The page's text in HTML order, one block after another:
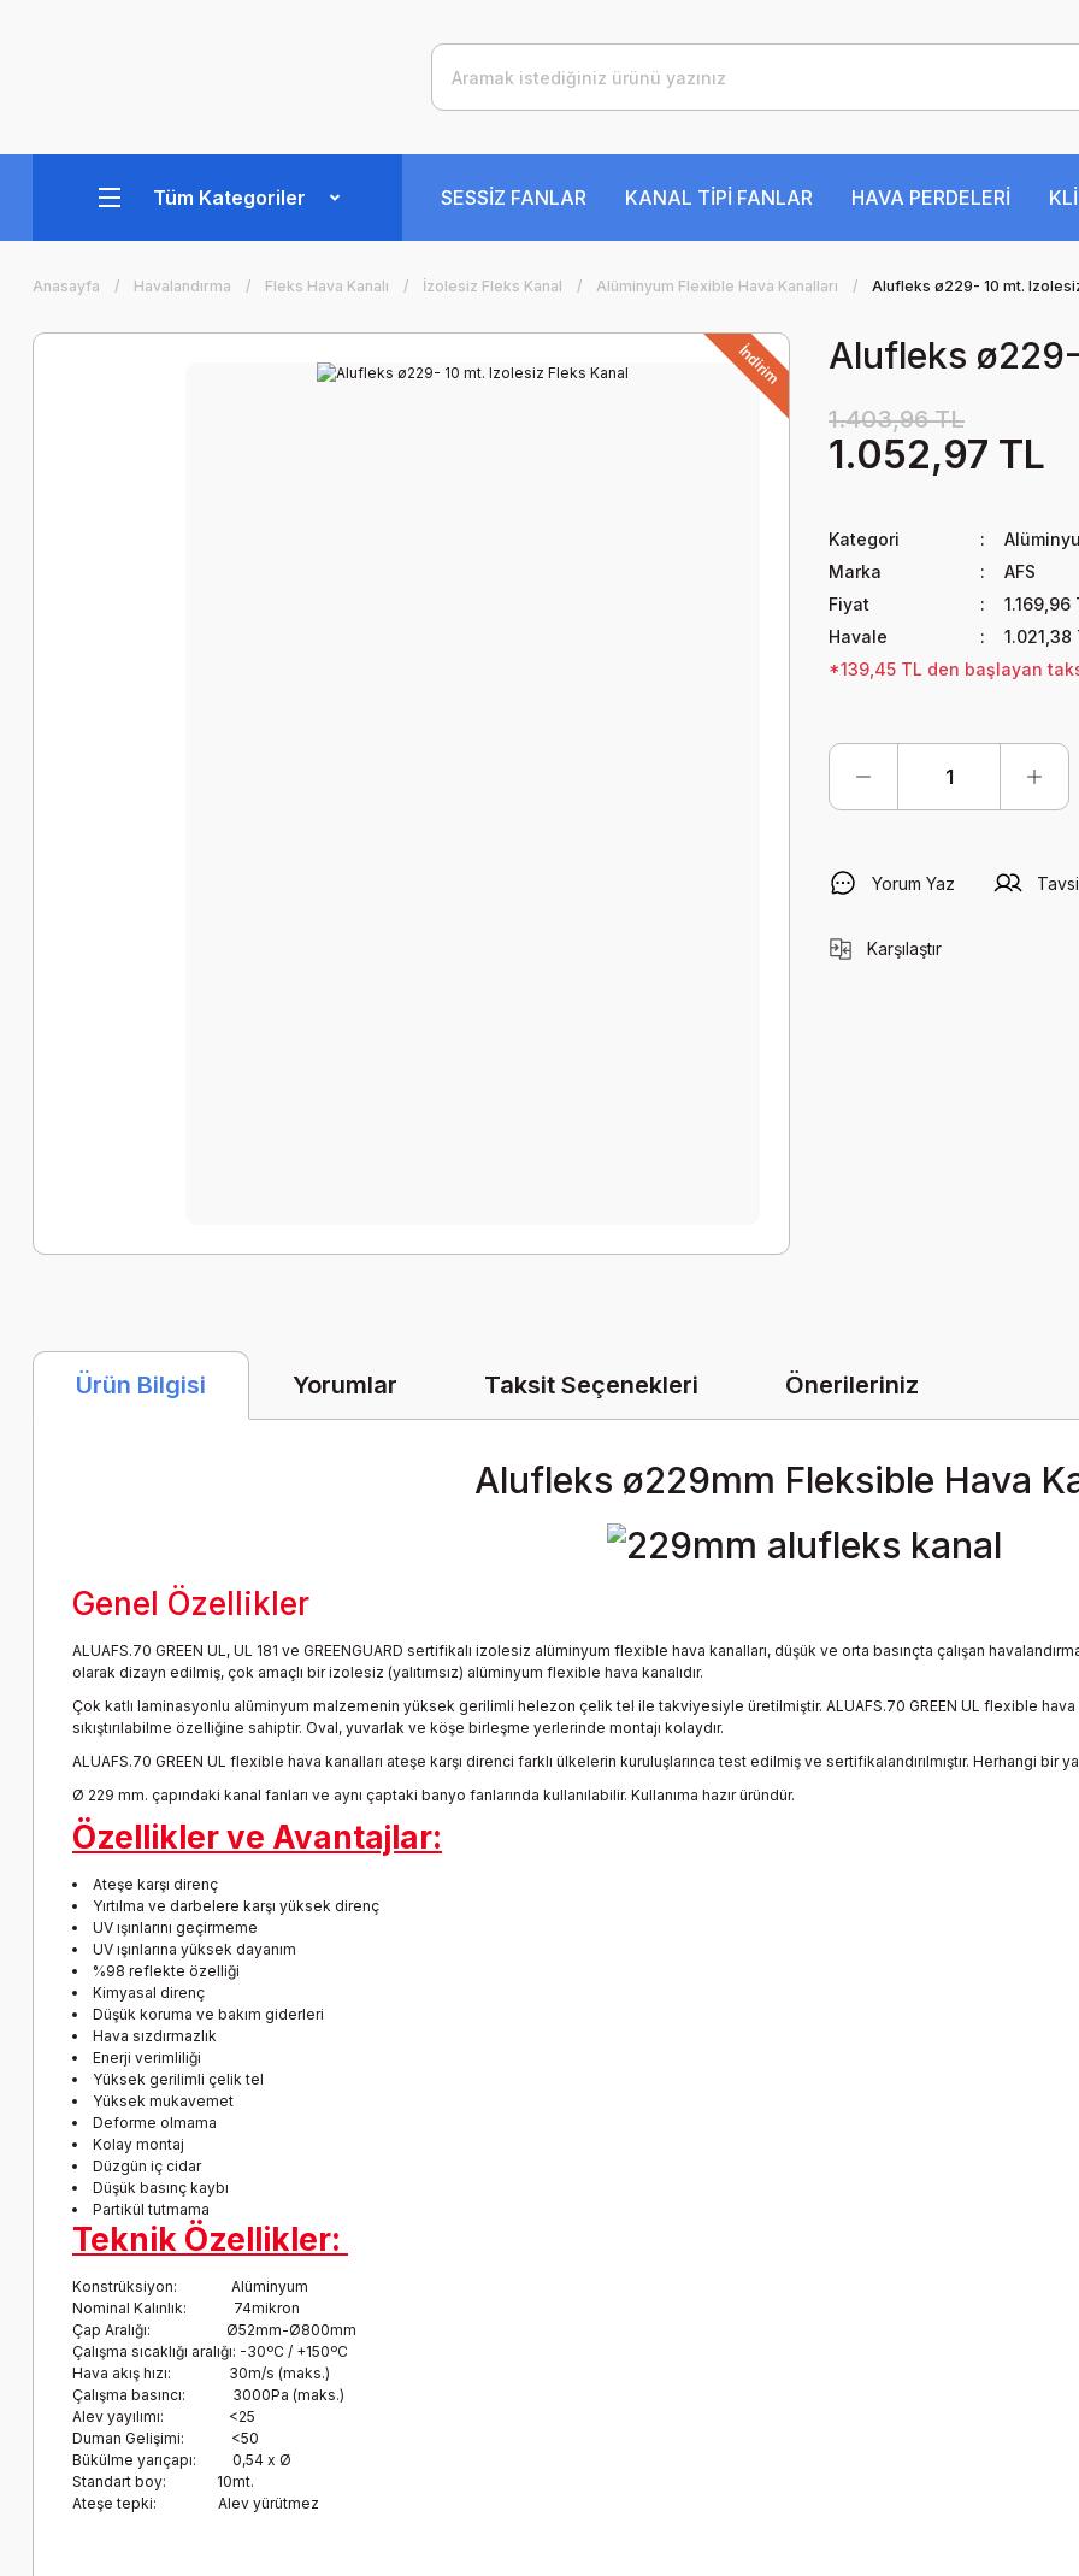
Tüm Kategoriler SESSİZ FANLAR KANAL TİPİ FANLAR HAVA PERDELERİ
Anasayfa Havalandırma Fleks Hava Kanalı İzolesiz Fleks Kanal Alüminyum Flexible Hava Kanalları Alufleks ø229- 10 mt.
İndirim Alufleks
1.403,96 TL
1.052,97 TL
Kategori
Marka
AFS
Fiyat
1.169,96
Havale
*139,45 TL den başlayan
Yorum Yaz
Karşılaştır
Ürün Bilgisi Yorumlar Taksit Seçenekleri Önerileriniz
Alufleks ø229mm Fleksible Hava
Genel Özellikler
ALUAFS.70 GREEN UL, UL 181 ve GREENGUARD sertifikalı izolesiz alüminyum flexible hava kanalları, düşük ve orta basınçta çalışan
olarak dizayn edilmiş, çok amaçlı bir izolesiz (yalıtımsız) alüminyum flexible hava kanalıdır.
Çok katlı laminasyonlu alüminyum malzemenin yüksek gerilimli helezon çelik tel ile takviyesiyle üretilmiştir. ALUAFS.70 GREEN UL flexible
sıkıştırılabilme özelliğine sahiptir. Oval, yuvarlak ve köşe birleşme yerlerinde montajı kolaydır.
ALUAFS.70 GREEN UL flexible hava kanalları ateşe karşı direnci farklı ülkelerin kuruluşlarınca test edilmiş ve sertifikalandırılmıştır. Herhangi bir
Ø 229 mm. çapındaki kanal fanları ve aynı çaptaki banyo fanlarında kullanılabilir. Kullanıma hazır üründür.
Özellikler ve Avantajlar:
Ateşe karşı direnç
Yırtılma ve darbelere karşı yüksek direnç
UV ışınlarını geçirmeme
UV ışınlarına yüksek dayanım
%98 reflekte özelliği
Kimyasal direnç
Düşük koruma ve bakım giderleri
Hava sızdırmazlık
Enerji verimliliği
Yüksek gerilimli çelik tel
Yüksek mukavemet
Deforme olmama
Kolay montaj
Düzgün iç cidar
Düşük basınç kaybı
Partikül tutmama
Teknik Özellikler:
Konstrüksiyon: Alüminyum
Nominal Kalınlık: 74mikron
Çap Aralığı: Ø52mm-Ø800mm
Çalışma sıcaklığı aralığı: -30ºC / +150ºC
Hava akış hızı: 30m/s (maks.)
Çalışma basıncı: 3000Pa (maks.)
Alev yayılımı: <25
Duman Gelişimi: <50
Bükülme yarıçapı: 0,54 x Ø
Standart boy: 10mt.
Ateşe tepki: Alev yürütmez